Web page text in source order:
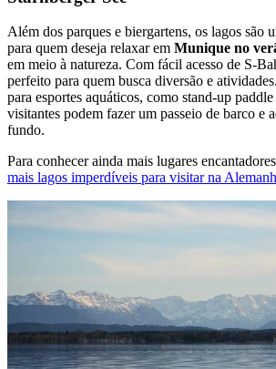
Além dos parques e biergartens, os lagos são
para quem deseja relaxar em Munique no
em meio à natureza. Com fácil acesso de S-
perfeito para quem busca diversão e
para esportes aquáticos, como stand-up
visitantes podem fazer um passeio de barco e
fundo.
Para conhecer ainda mais lugares
mais lagos imperdíveis para visitar na